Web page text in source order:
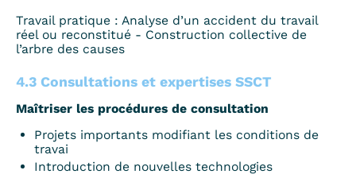
Travail pratique : Analyse d’un accident du travail
réel ou reconstitué - Construction collective de
l’arbre des causes
4.3 Consultations et expertises SSCT
Maîtriser les procédures de consultation
Projets importants modifiant les conditions de
travai
Introduction de nouvelles technologies